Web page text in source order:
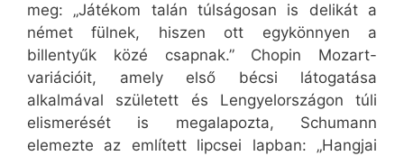
meg: „Játékom talán túlságosan is delikát a
német fülnek, hiszen ott egykönnyen a
billentyűk közé csapnak.” Chopin Mozart-
variációit, amely első bécsi látogatása
alkalmával született és Lengyelországon túli
elismerését is megalapozta, Schumann
elemezte az említett lipcsei lapban: „Hangjai